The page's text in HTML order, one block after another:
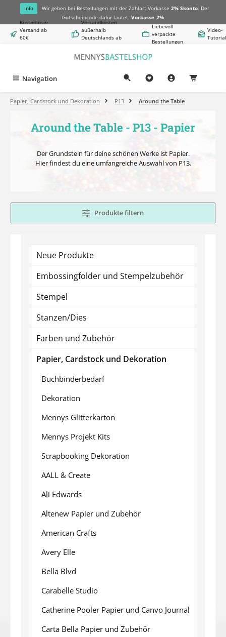
springen
Info Wir geben bei Bestellungen mit der Zahlart Vorkasse 2% Skonto. Der
Gutscheincode dafür lautet: Vorkasse_2%
Kostenloser
Versand ab
60€
Versandkosten
außerhalb
Deutschlands ab
Liebevoll
verpackte
Bestellungen
Video-
Navigation
Papier, Cardstock und Dekoration P13 Around the Table
Around the Table - P13 - Papier
Der Grundstein für deine schönen Werke ist Papier.
Hier findest du eine umfangreiche Auswahl von P13.
Produkte filtern
Neue Produkte
Embossingfolder und Stempelzubehör
Stempel
Stanzen/Dies
Farben und Zubehör
Papier, Cardstock und Dekoration
Buchbinderbedarf
Dekoration
Mennys Glitterkarton
Mennys Projekt Kits
Scrapbooking Dekoration
AALL & Create
Ali Edwards
Altenew Papier und Zubehör
American Crafts
Avery Elle
Bella Blvd
Carabelle Studio
Catherine Pooler Papier und Canvo Journal
Carta Bella Papier und Zubehör